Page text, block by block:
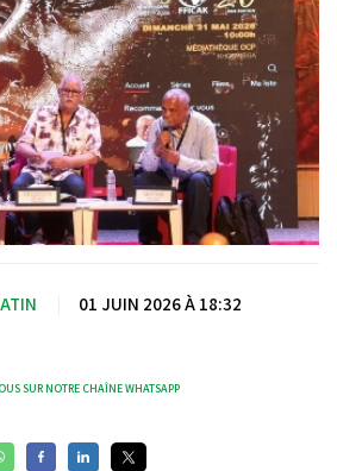
01 JUIN 2026 À 18:32
SUR NOTRE CHAÎNE WHATSAPP